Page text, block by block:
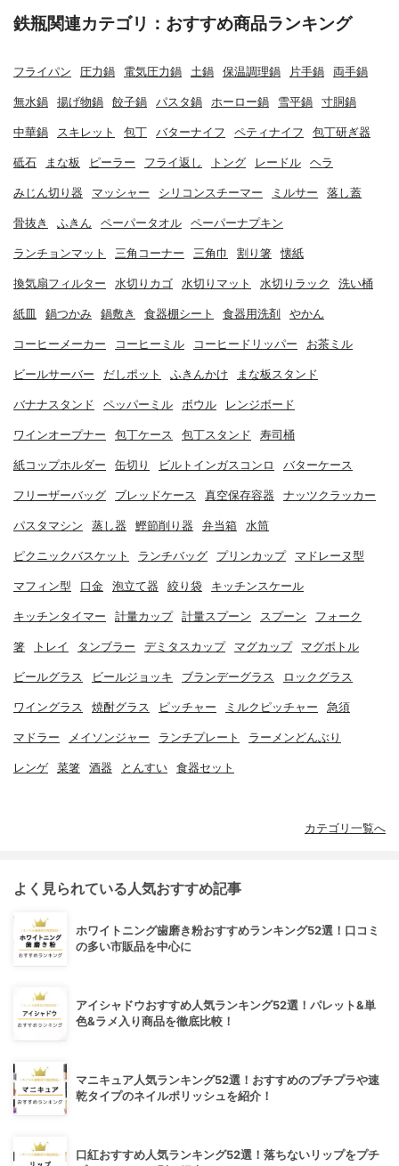
鉄瓶関連カテゴリ：おすすめ商品ランキング
フライパン 圧力鍋 電気圧力鍋 土鍋 保温調理鍋 片手鍋 両手鍋
無水鍋 揚げ物鍋 餃子鍋 パスタ鍋 ホーロー鍋 雪平鍋 寸胴鍋
中華鍋 スキレット 包丁 バターナイフ ペティナイフ 包丁研ぎ器
砥石 まな板 ピーラー フライ返し トング レードル ヘラ
みじん切り器 マッシャー シリコンスチーマー ミルサー 落し蓋
骨抜き ふきん ペーパータオル ペーパーナプキン
ランチョンマット 三角コーナー 三角巾 割り箸 懐紙
換気扇フィルター 水切りカゴ 水切りマット 水切りラック 洗い桶
紙皿 鍋つかみ 鍋敷き 食器棚シート 食器用洗剤 やかん
コーヒーメーカー コーヒーミル コーヒードリッパー お茶ミル
ビールサーバー だしポット ふきんかけ まな板スタンド
バナナスタンド ペッパーミル ボウル レンジボード
ワインオープナー 包丁ケース 包丁スタンド 寿司桶
紙コップホルダー 缶切り ビルトインガスコンロ バターケース
フリーザーバッグ ブレッドケース 真空保存容器 ナッツクラッカー
パスタマシン 蒸し器 鰹節削り器 弁当箱 水筒
ピクニックバスケット ランチバッグ プリンカップ マドレーヌ型
マフィン型 口金 泡立て器 絞り袋 キッチンスケール
キッチンタイマー 計量カップ 計量スプーン スプーン フォーク
箸 トレイ タンブラー デミタスカップ マグカップ マグボトル
ビールグラス ビールジョッキ ブランデーグラス ロックグラス
ワイングラス 焼酎グラス ピッチャー ミルクピッチャー 急須
マドラー メイソンジャー ランチプレート ラーメンどんぶり
レンゲ 菜箸 酒器 とんすい 食器セット
カテゴリ一覧へ
よく見られている人気おすすめ記事
ホワイトニング歯磨き粉おすすめランキング52選！口コミ
の多い市販品を中心に
アイシャドウおすすめ人気ランキング52選！パレット&単
色&ラメ入り商品を徹底比較！
マニキュア人気ランキング52選！おすすめのプチプラや速
乾タイプのネイルポリッシュを紹介！
口紅おすすめ人気ランキング52選！落ちないリップをプチ